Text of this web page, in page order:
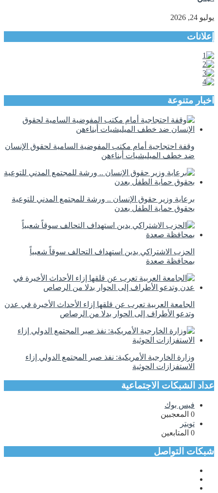
يوليو 24, 2026
إعلانات
اخبار متنوعة
وقفة احتجاجية أمام مكتب المفوضية السامية لحقوق الإنسان
ضد خطف الميليشيات أبناءهن
برعاية وزير حقوق الإنسان .. ورشة للمجتمع المدني للتوعية
بحقوق حماية الطفل بعدن
الحزب الاشتراكي يدين استهداف التحالف سوقاً شعبياً
بمحافظة صعدة
الجامعة العربية تعرب عن قلقها إزاء الأحداث الأخيرة في عدن
وتدعو الأطراف إلى الحوار بدلا من الرصاص
وزارة الخارجية الأمريكية: نفذ صبر المجتمع الدولي إزاء
الاستفزازات الحوثية
عداد الشبكات الاجتماعية
فيس بوك
0 المعجبين
تويتر
0 المتابعين
شبكات التواصل